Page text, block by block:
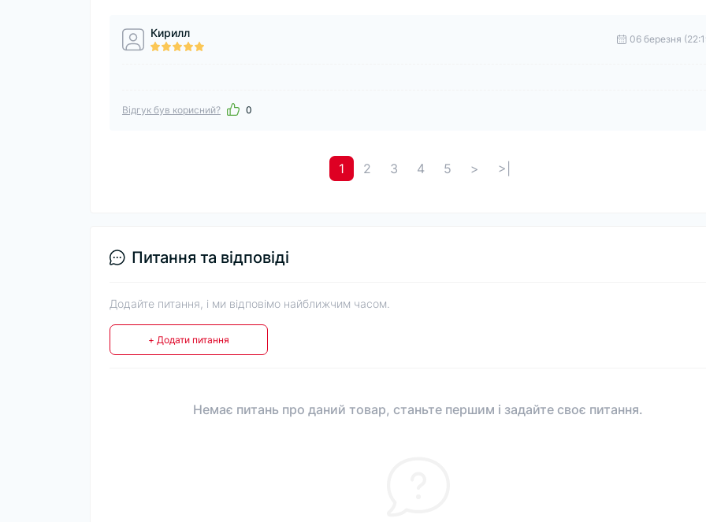
Кирилл 06 березня
Відгук був корисний? 0
1 2 3 4 5 > >|
Питання та відповіді
Додайте питання, і ми відповімо найближчим часом.
+ Додати питання
Немає питань про даний товар, станьте першим і задайте своє питання.